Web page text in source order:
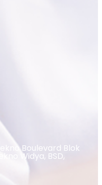
Boulevard Blok
Widya, BSD,